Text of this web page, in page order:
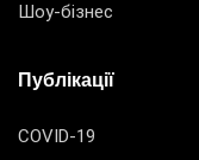
Шоу-бізнес
Публікації
COVID-19